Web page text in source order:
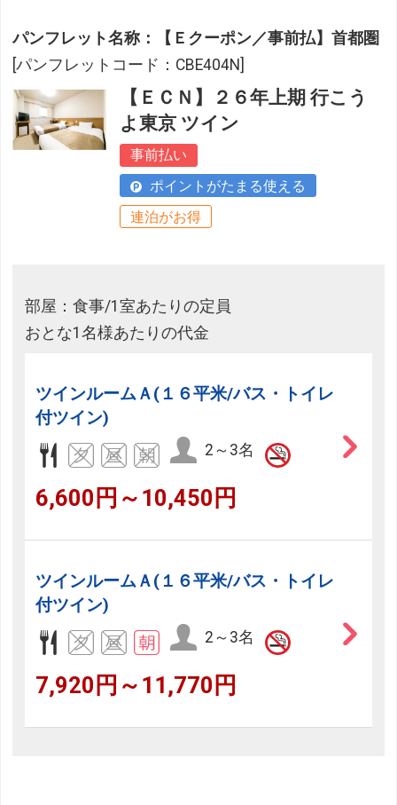
パンフレット名称：【Ｅクーポン／事前払】首都圏
[パンフレットコード：CBE404N]
【ＥＣＮ】２６年上期 行こう
よ東京 ツイン
事前払い
ポイントがたまる使える
連泊がお得
部屋：食事/1室あたりの定員
おとな1名様あたりの代金
ツインルームＡ(１６平米/バス・トイレ
付ツイン)
2～3名
6,600円～10,450円
ツインルームＡ(１６平米/バス・トイレ
付ツイン)
2～3名
7,920円～11,770円